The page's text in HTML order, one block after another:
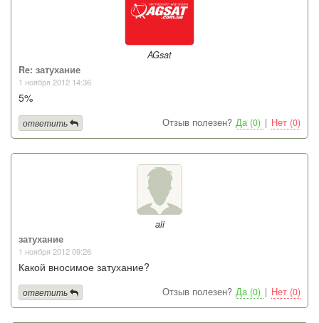
AGsat
Re: затухание
1 ноября 2012 14:36
5%
Отзыв полезен? Да (0) | Нет (0)
ответить
ali
затухание
1 ноября 2012 09:26
Какой вносимое затухание?
Отзыв полезен? Да (0) | Нет (0)
ответить